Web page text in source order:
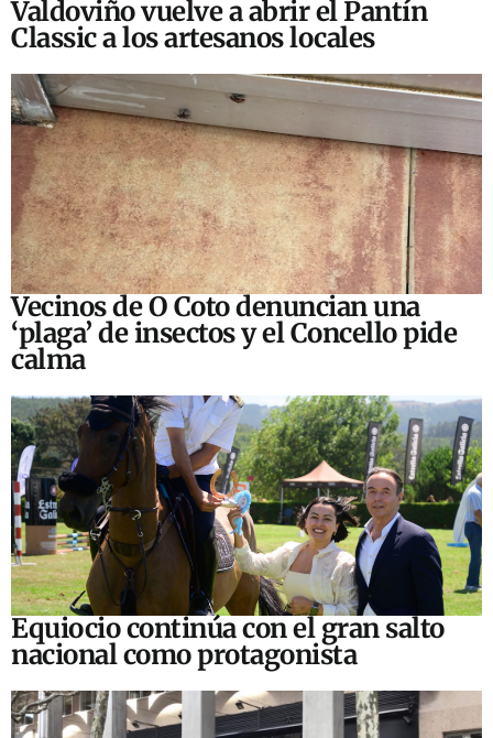
Valdoviño vuelve a abrir el Pantín
Classic a los artesanos locales
Vecinos de O Coto denuncian una
‘plaga’ de insectos y el Concello pide
calma
Equiocio continúa con el gran salto
nacional como protagonista